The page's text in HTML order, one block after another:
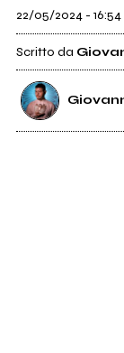
22/05/2024 - 16:54
Scritto da